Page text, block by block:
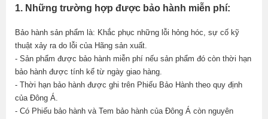
1. Những trường hợp được bảo hành miễn phí:
Bảo hành sản phẩm là: Khắc phục những lỗi hỏng hóc, sự cố kỹ
thuật xảy ra do lỗi của Hãng sản xuất.
- Sản phẩm được bảo hành miễn phí nếu sản phẩm đó còn thời hạn
bảo hành được tính kể từ ngày giao hàng.
- Thời hạn bảo hành được ghi trên Phiếu Bảo Hành theo quy định
của Đông Á.
- Có Phiếu bảo hành và Tem bảo hành của Đông Á còn nguyên